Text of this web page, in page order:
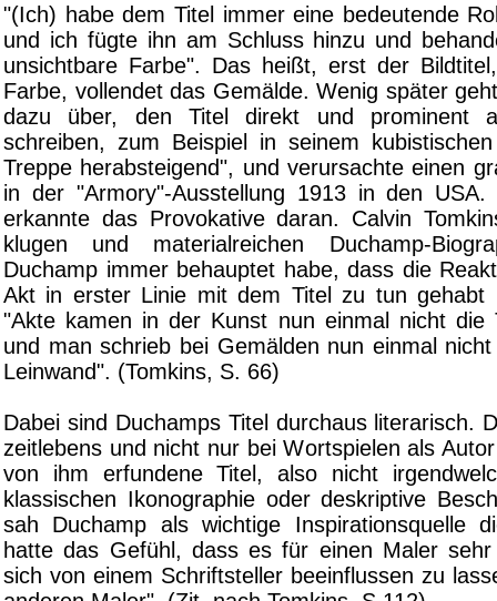
"(Ich) habe dem Titel immer eine bedeutende
und ich fügte ihn am Schluss hinzu und
unsichtbare Farbe". Das heißt, erst der
Farbe, vollendet das Gemälde. Wenig später
dazu über, den Titel direkt und prominent
schreiben, zum Beispiel in seinem
Treppe herabsteigend", und verursachte einen
in der "Armory"-Ausstellung 1913 in den USA.
erkannte das Provokative daran. Calvin
klugen und materialreichen Duchamp-
Duchamp immer behauptet habe, dass die
Akt in erster Linie mit dem Titel zu tun gehabt
"Akte kamen in der Kunst nun einmal nicht die
und man schrieb bei Gemälden nun einmal
Leinwand". (Tomkins, S. 66)
Dabei sind Duchamps Titel durchaus literarisch.
zeitlebens und nicht nur bei Wortspielen als
von ihm erfundene Titel, also nicht
klassischen Ikonographie oder deskriptive
sah Duchamp als wichtige Inspirationsquelle
hatte das Gefühl, dass es für einen Maler
sich von einem Schriftsteller beeinflussen zu